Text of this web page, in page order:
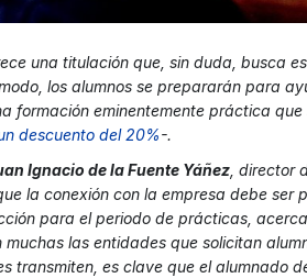
una titulación que, sin duda, busca
los alumnos se prepararán para
formación eminentemente práctica
descuento del 20%-.
Ignacio de la Fuente Yáñez , director
la conexión con la empresa debe
para el periodo de prácticas,
muchas las entidades que solicitan
transmiten, es clave que el alumnado